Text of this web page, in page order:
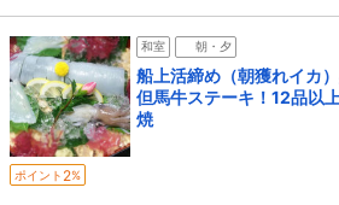
和室 朝・夕
船上活締め（朝獲れイカ
但馬牛ステーキ！12品以
焼
ポイント 2%